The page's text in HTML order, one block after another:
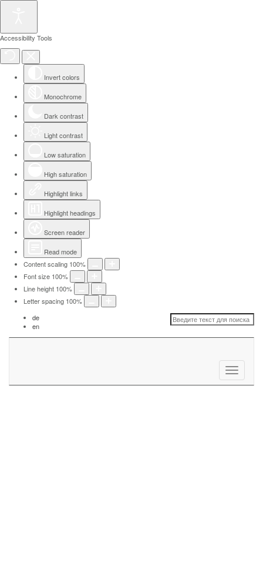
Accessibility Tools
Invert colors
Monochrome
Dark contrast
Light contrast
Low saturation
High saturation
Highlight links
Highlight headings
Screen reader
Read mode
Content scaling 100%
Font size 100%
Line height 100%
Letter spacing 100%
de
en
Toggle
navigation